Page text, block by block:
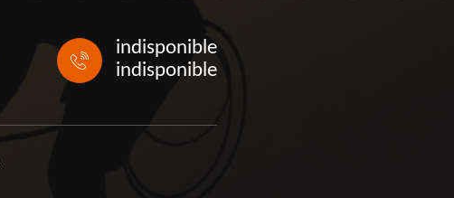
indisponible
indisponible